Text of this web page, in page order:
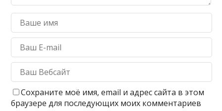
Сохраните моё имя, email и адрес сайта в этом
браузере для последующих моих комментариев